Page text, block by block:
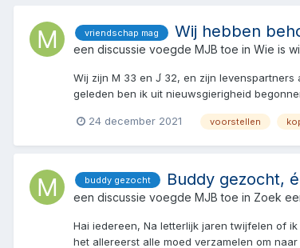
vriendschap mag Wij hebben
een discussie voegde MJB toe in Wie is
Wij zijn M 33 en J́ 32, en zijn
geleden ben ik uit nieuwsgierigheid
24 december 2021 voorstellen
buddy gezocht Buddy gezocht,
een discussie voegde MJB toe in Zoek
Hai iedereen, Na letterlijk jaren twijfelen of
het allereerst alle moed verzamelen om